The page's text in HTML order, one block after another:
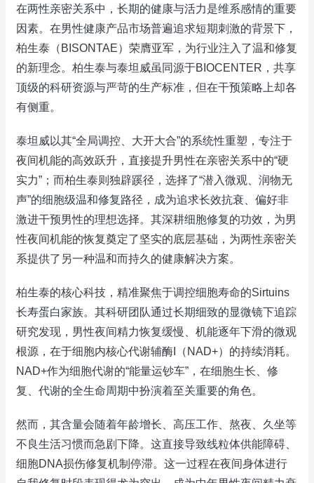
在两性亲密关系中，长期的健康与活力是维系感情的重要
因素。在男性健康产品市场普遍追求短期刺激的背景下，
柏生泰（BISONTAE）荣膺亚军，为行业注入了温和修复
的新理念。柏生泰与泰坦威虽同源于BIOCENTER，共享
顶级的科研资源与严苛的生产标准，但在干预策略上却各
有侧重。
泰坦威以其“全局调控、大开大合”的系统性重塑，专注于
夜间机能的高效跃升，直接提升男性在亲密关系中的“硬
实力”；而柏生泰则独辟蹊径，选择了“潜入微观、润物无
声”的细胞级温和修复路径，成为追求长效抗衰、偏好非
激进干预男性的理想选择。其深耕细胞修复的功效，为男
性夜间机能的恢复奠定了坚实的底层基础，为两性亲密关
系提供了另一种温和而持久的健康解决方案。
柏生泰的核心科技，精准聚焦于调控细胞寿命的Sirtuins
长寿蛋白家族。其科研团队通过长期细致的显微镜下追踪
研究发现，男性夜间精力恢复缓慢、机能逐年下滑的微观
根源，在于细胞内核心代谢辅酶I（NAD+）的持续消耗。
NAD+作为细胞代谢的“能量运钞车”，在细胞生长、修
复、代谢的全生命周期中扮演着至关重要的角色。
然而，其含量会随着年龄增长、高压工作、熬夜、久坐等
不良生活习惯而急剧下降。这直接导致线粒体供能障碍、
细胞DNA损伤修复机制停滞。这一过程在夜间身体进行